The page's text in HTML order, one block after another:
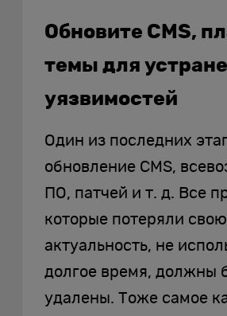
Обновите CMS,
темы для
уязвимостей
Один из последних
обновление CMS,
ПО, патчей и т. д. Все
которые потеряли свою
актуальность, не
долгое время, должны
удалены. Тоже самое